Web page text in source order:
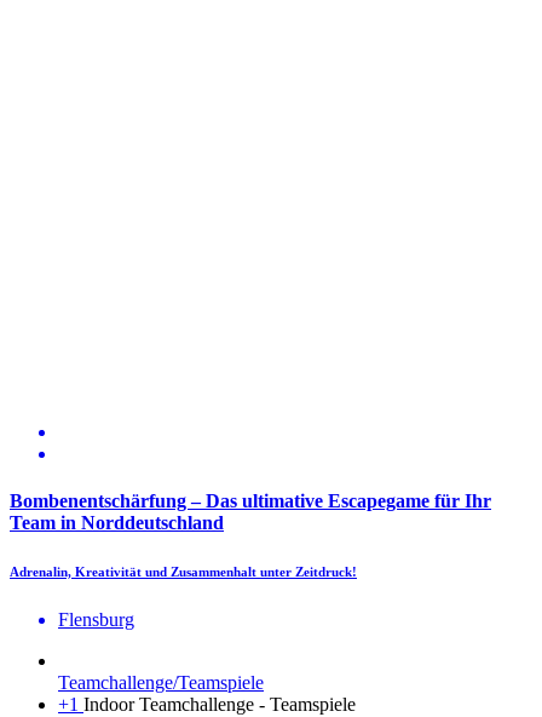
Bombenentschärfung – Das ultimative Escapegame für Ihr
Team in Norddeutschland
Adrenalin, Kreativität und Zusammenhalt unter Zeitdruck!
Flensburg
Teamchallenge/Teamspiele
+1 Indoor Teamchallenge - Teamspiele